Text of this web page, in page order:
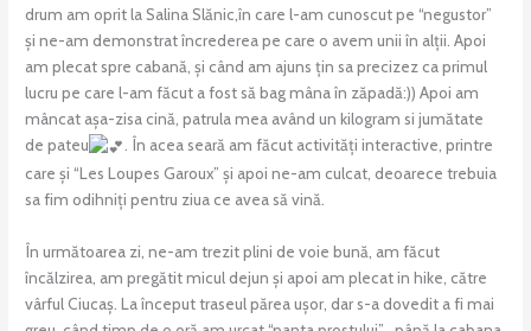
drum am oprit la Salina Slănic,în care l-am cunoscut pe “negustor”
și ne-am demonstrat încrederea pe care o avem unii în alții. Apoi
am plecat spre cabană, și când am ajuns țin sa precizez ca primul
lucru pe care l-am făcut a fost să bag mâna în zăpadă:)) Apoi am
mâncat așa-zisa cină, patrula mea având un kilogram si jumătate
de pateu
. În acea seară am făcut activități interactive, printre
care și “Les Loupes Garoux” și apoi ne-am culcat, deoarece trebuia
sa fim odihniți pentru ziua ce avea să vină.
În următoarea zi, ne-am trezit plini de voie bună, am făcut
încălzirea, am pregătit micul dejun și apoi am plecat in hike, către
vârful Ciucaș. La început traseul părea ușor, dar s-a dovedit a fi mai